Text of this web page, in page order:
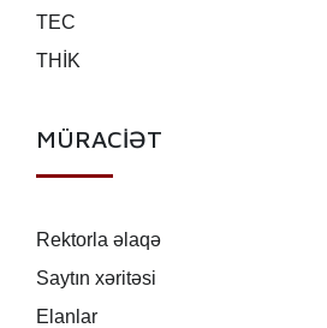
TEC
THİK
MÜRACİƏT
Rektorla əlaqə
Saytın xəritəsi
Elanlar